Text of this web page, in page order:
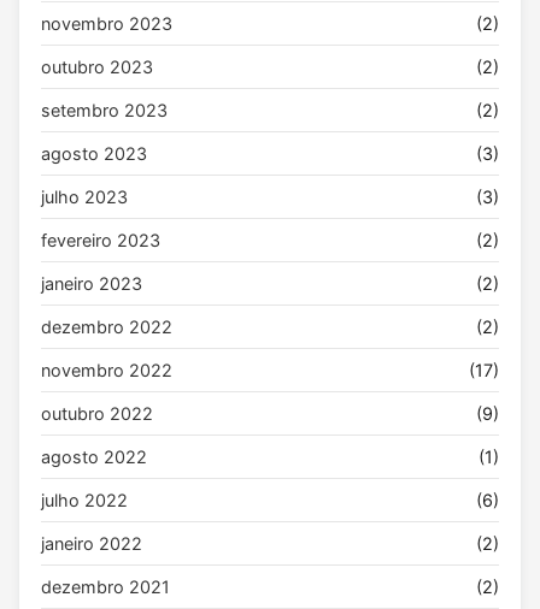
novembro 2023 (2)
outubro 2023 (2)
setembro 2023 (2)
agosto 2023 (3)
julho 2023 (3)
fevereiro 2023 (2)
janeiro 2023 (2)
dezembro 2022 (2)
novembro 2022 (17)
outubro 2022 (9)
agosto 2022 (1)
julho 2022 (6)
janeiro 2022 (2)
dezembro 2021 (2)